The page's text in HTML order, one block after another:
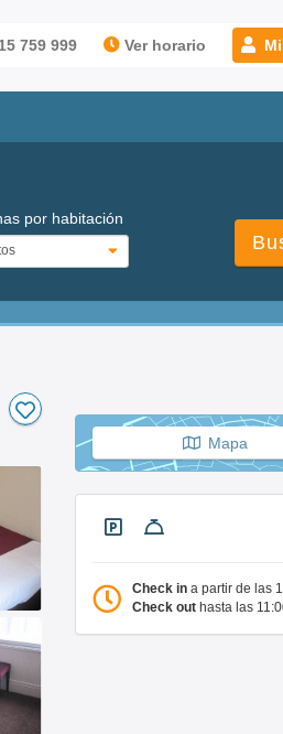
759 999 Ver horario
por habitación
Mapa
Check in a partir de las
Check out hasta las